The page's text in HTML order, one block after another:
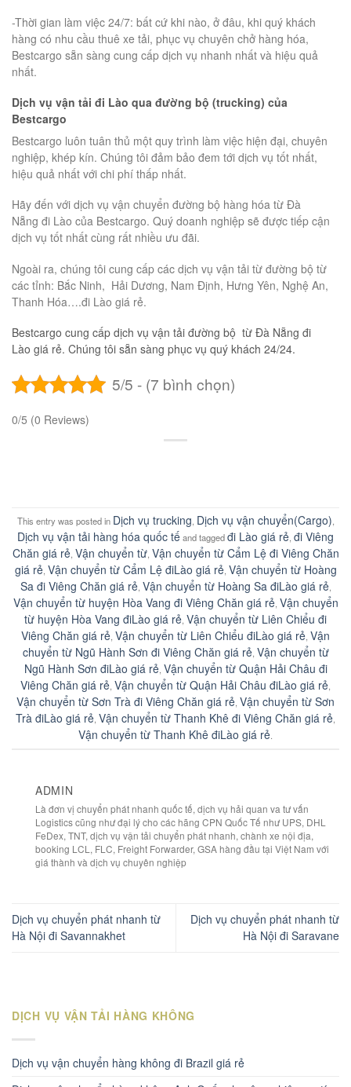
-Thời gian làm việc 24/7: bất cứ khi nào, ở đâu, khi quý khách
hàng có nhu cầu thuê xe tải, phục vụ chuyên chở hàng hóa,
Bestcargo sẵn sàng cung cấp dịch vụ nhanh nhất và hiệu quả
nhất.
Dịch vụ vận tải đi Lào qua đường bộ (trucking) của
Bestcargo
Bestcargo luôn tuân thủ một quy trình làm việc hiện đại, chuyên
nghiệp, khép kín. Chúng tôi đảm bảo đem tới dịch vụ tốt nhất,
hiệu quả nhất với chi phí thấp nhất.
Hãy đến với dịch vụ vận chuyển đường bộ hàng hóa từ Đà
Nẵng đi Lào của Bestcargo. Quý doanh nghiệp sẽ được tiếp cận
dịch vụ tốt nhất cùng rất nhiều ưu đãi.
Ngoài ra, chúng tôi cung cấp các dịch vụ vận tải từ đường bộ từ
các tỉnh: Bắc Ninh, Hải Dương, Nam Định, Hưng Yên, Nghệ An,
Thanh Hóa….đi Lào giá rẻ.
Bestcargo cung cấp dịch vụ vận tải đường bộ từ Đà Nẵng đi
Lào giá rẻ. Chúng tôi sẵn sàng phục vụ quý khách 24/24.
5/5 - (7 bình chọn)
0/5 (0 Reviews)
This entry was posted in Dịch vụ trucking, Dịch vụ vận chuyển(Cargo),
Dịch vụ vận tải hàng hóa quốc tếand taggedđi Lào giá rẻ, đi Viêng
Chăn giá rẻ, Vận chuyển từ, Vận chuyển từ Cẩm Lệ đi Viêng Chăn
giá rẻ, Vận chuyển từ Cẩm Lệ điLào giá rẻ, Vận chuyển từ Hoàng
Sa đi Viêng Chăn giá rẻ, Vận chuyển từ Hoàng Sa điLào giá rẻ,
Vận chuyển từ huyện Hòa Vang đi Viêng Chăn giá rẻ, Vận chuyển
từ huyện Hòa Vang điLào giá rẻ, Vận chuyển từ Liên Chiểu đi
Viêng Chăn giá rẻ, Vận chuyển từ Liên Chiểu điLào giá rẻ, Vận
chuyển từ Ngũ Hành Sơn đi Viêng Chăn giá rẻ, Vận chuyển từ
Ngũ Hành Sơn điLào giá rẻ, Vận chuyển từ Quận Hải Châu đi
Viêng Chăn giá rẻ, Vận chuyển từ Quận Hải Châu điLào giá rẻ,
Vận chuyển từ Sơn Trà đi Viêng Chăn giá rẻ, Vận chuyển từ Sơn
Trà điLào giá rẻ, Vận chuyển từ Thanh Khê đi Viêng Chăn giá rẻ,
Vận chuyển từ Thanh Khê điLào giá rẻ.
ADMIN
Là đơn vị chuyển phát nhanh quốc tế, dịch vụ hải quan va tư vấn
Logistics cũng như đại lý cho các hãng CPN Quốc Tế như UPS, DHL
FeDex, TNT, dịch vụ vận tải chuyển phát nhanh, chành xe nội địa,
booking LCL, FLC, Freight Forwarder, GSA hàng đầu tại Việt Nam với
giá thành và dịch vụ chuyên nghiệp
Dịch vụ chuyển phát nhanh từ
Hà Nội đi Savannakhet
Dịch vụ chuyển phát nhanh từ
Hà Nội đi Saravane
DỊCH VỤ VẬN TẢI HÀNG KHÔNG
Dịch vụ vận chuyển hàng không đi Brazil giá rẻ